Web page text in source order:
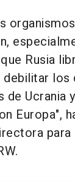
Rusia
debilitar los
Ucrania
Europa",
para